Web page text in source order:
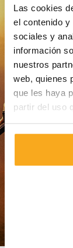
Las cookies
el contenido y
sociales y
información
nuestros
web, quienes
que les haya
partir del uso